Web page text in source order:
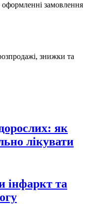
замовлення
знижки та
як
лікувати
інфаркт та